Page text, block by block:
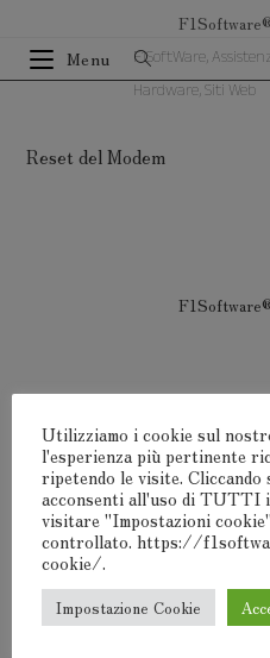
contenuto
Menu
F1SoftWare,
Hardware, Siti Web
Reset del Modem
Utilizziamo i cookie sul
l'esperienza più pertinente
ripetendo le visite.
acconsenti all'uso di TUTTI
visitare "Impostazioni
controllato. https://
cookie/.
Impostazione Cookie